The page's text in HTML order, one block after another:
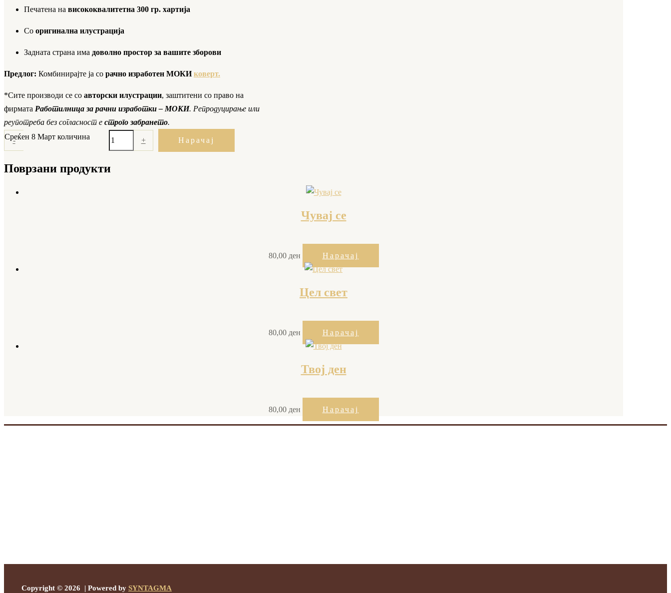
Печатена на висококвалитетна 300 гр. хартија
Со оригинална илустрација
Задната страна има доволно простор за вашите зборови
Предлог: Комбинирајте ја со рачно изработен МОКИковерт.
*Сите производи се со авторски илустрации, заштитени со право на
фирмата Работилница за рачни изработки – МОКИ. Репродуцирање или
реупотреба без согласност е строго забрането.
-
Среќен 8 Март количина + Нарачај
Поврзани продукти
Чувај се
80,00 ден Нарачај
Цел свет
80,00 ден Нарачај
Твој ден
80,00 ден Нарачај
Copyright © 2026 | Powered by SYNTAGMA